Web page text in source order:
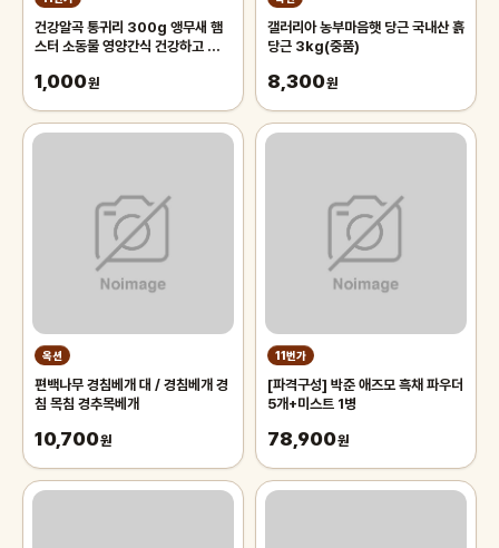
건강알곡 통귀리 300g 앵무새 햄
스터 소동물 영양간식 건강하고 깨끗
1,000원
갤러리아 농부마음햇 당근 국내산 흙
당근 3kg(중품)
8,300원
옥션
편백나무 경침베개 대 / 경침베개 경
침 목침 경추목베개
10,700원
11번가
[파격구성] 박준 애즈모 흑채 파우더
5개+미스트 1병
78,900원